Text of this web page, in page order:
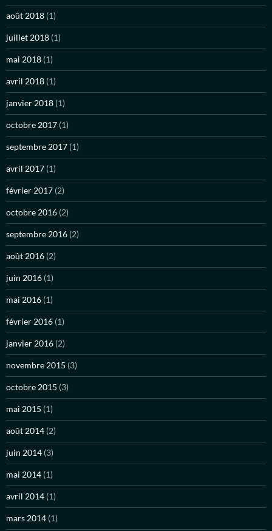
août 2018 (1)
juillet 2018 (1)
mai 2018 (1)
avril 2018 (1)
janvier 2018 (1)
octobre 2017 (1)
septembre 2017 (1)
avril 2017 (1)
février 2017 (2)
octobre 2016 (2)
septembre 2016 (2)
août 2016 (2)
juin 2016 (1)
mai 2016 (1)
février 2016 (1)
janvier 2016 (2)
novembre 2015 (3)
octobre 2015 (3)
mai 2015 (1)
août 2014 (2)
juin 2014 (3)
mai 2014 (1)
avril 2014 (1)
mars 2014 (1)